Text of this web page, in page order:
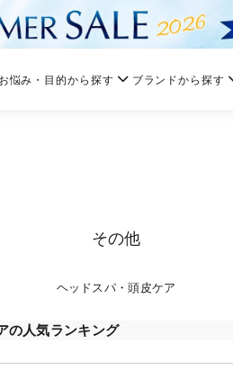
お悩み・目的から探す ブランドから探す
その他
ヘッドスパ・頭皮ケア
の人気ランキング